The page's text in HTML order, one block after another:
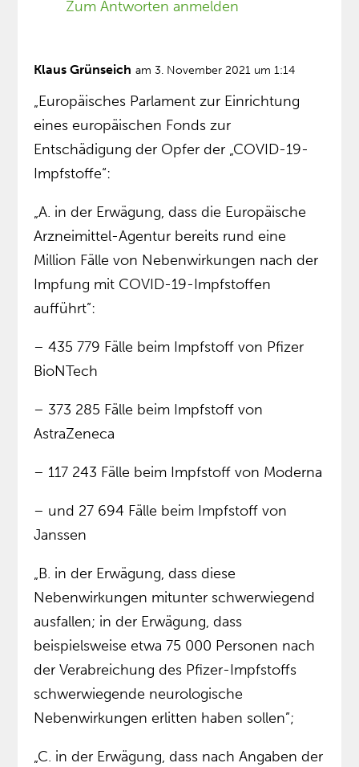
Zum Antworten anmelden
Klaus Grünseich am 3. November 2021 um 1:14
„Europäisches Parlament zur Einrichtung
eines europäischen Fonds zur
Entschädigung der Opfer der „COVID-19-
Impfstoffe“:
„A. in der Erwägung, dass die Europäische
Arzneimittel-Agentur bereits rund eine
Million Fälle von Nebenwirkungen nach der
Impfung mit COVID-19-Impfstoffen
aufführt”:
– 435 779 Fälle beim Impfstoff von Pfizer
BioNTech
– 373 285 Fälle beim Impfstoff von
AstraZeneca
– 117 243 Fälle beim Impfstoff von Moderna
– und 27 694 Fälle beim Impfstoff von
Janssen
„B. in der Erwägung, dass diese
Nebenwirkungen mitunter schwerwiegend
ausfallen; in der Erwägung, dass
beispielsweise etwa 75 000 Personen nach
der Verabreichung des Pfizer-Impfstoffs
schwerwiegende neurologische
Nebenwirkungen erlitten haben sollen”;
„C. in der Erwägung, dass nach Angaben der